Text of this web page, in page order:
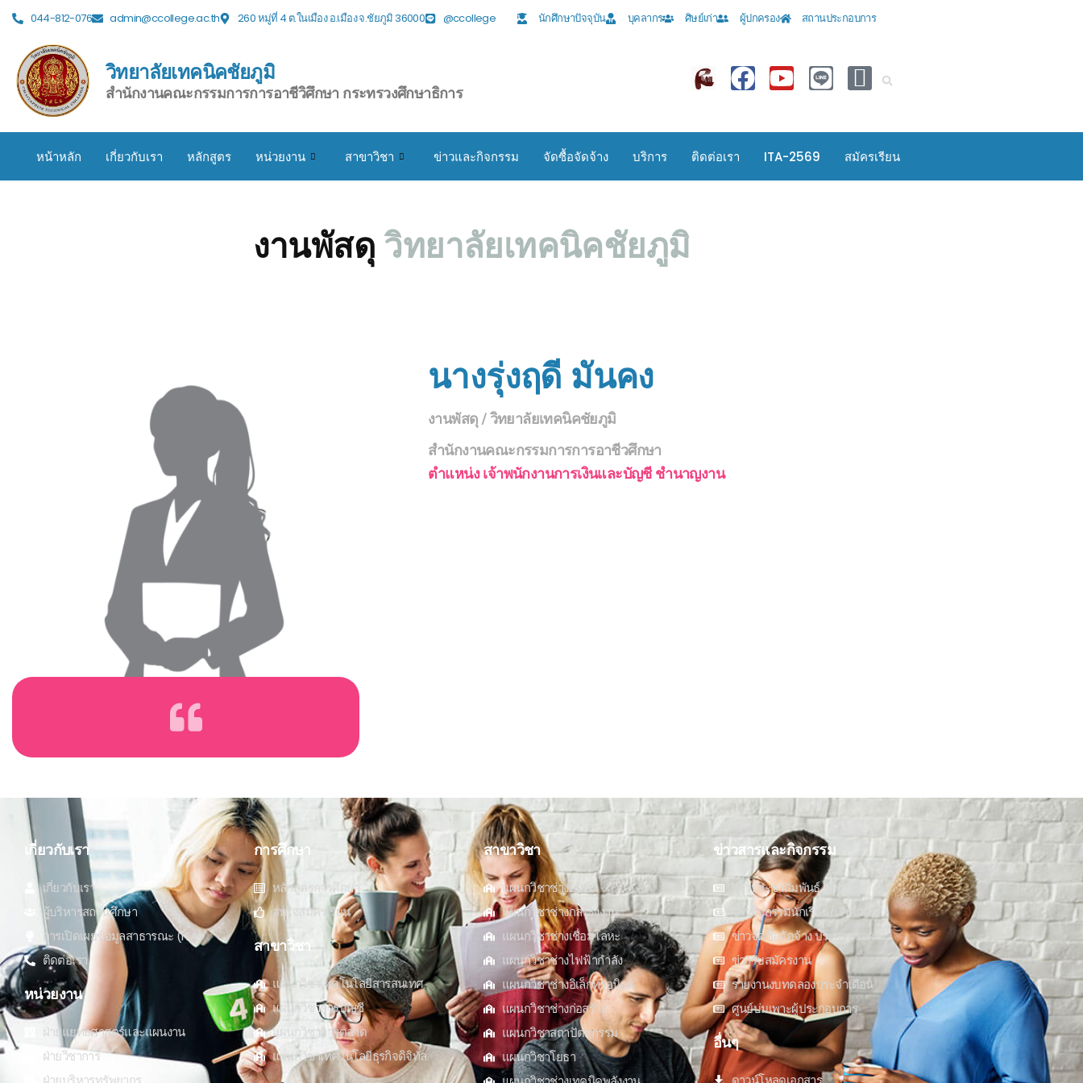
044-812-076 admin@ccollege.ac.th 260 หมู่ที่ 4 ต.ในเมือง อ.เมือง จ.ชัยภูมิ 36000 @ccollege นักศึกษาปัจจุบัน บุคลากร ศิษย์เก่า ผู้ปกครอง สถานประกอบการ
วิทยาลัยเทคนิคชัยภูมิ
สำนักงานคณะกรรมการการอาชีวิศึกษา กระทรวงศึกษาธิการ
หน้าหลัก เกี่ยวกับเรา หลักสูตร หน่วยงาน สาขาวิชา ข่าวและกิจกรรม จัดซื้อจัดจ้าง บริการ ติดต่อเรา ITA-2569 สมัครเรียน
งานพัสดุ วิทยาลัยเทคนิคชัยภูมิ
นางรุ่งฤดี มันคง
งานพัสดุ / วิทยาลัยเทคนิคชัยภูมิ
สำนักงานคณะกรรมการการอาชีวศึกษา
ตำแหน่ง เจ้าพนักงานการเงินและบัญชี ชำนาญงาน
เกี่ยวกับเรา
เกี่ยวกับเรา
ผู้บริหารสถานศึกษา
การเปิดเผยข้อมูลสาธารณะ (ITA)
ติดต่อเรา
หน่วยงาน
ฝ่ายแยุทธศาสตร์และแผนงาน
ฝ่ายวิชาการ
การศึกษา
หลักสูตรการศึกษา
สนใจสมัครเรียน
สาขาวิชา
แผนกวิชาเทคโนโลยีสารสนเทศ
แผนกวิชาการบัญชี
แผนกวิชาการตลาด
แผนกวิชาเทคโนโลยีธุรกิจดิจิทัล
สาขาวิชา
แผนกวิชาช่างยนต์
แผนกวิชาช่างกลโรงงาน
แผนกวิชาช่างเชื่อมโลหะ
แผนกวิชาช่างไฟฟ้ากำลัง
แผนกวิชาช่างอิเล็กทรอนิกส์
แผนกวิชาช่างก่อสร้าง
แผนกวิชาสถาปัตยกรรม
แผนกวิชาโยธา
ข่าวสารและกิจกรรม
ข่าวประชาสัมพันธ์
ข่าวกิจกรรมนักเรียน/นักศึกษา
ข่าวจัดซื้อจัดจ้าง ประกวดราคา
ข่าวรับสมัครงาน
รายงานงบทดลองประจำเดือน
ศูนย์บ่มเพาะผู้ประกอบการ
อื่นๆ